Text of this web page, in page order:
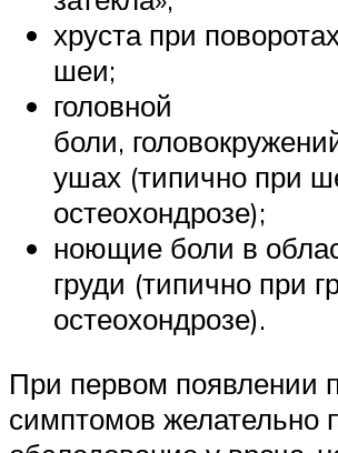
хруста при
шеи;
головной
боли,
ушах (типично при
остеохондрозе);
ноющие боли в
груди (типично при
остеохондрозе).
При первом появлении
симптомов желательно